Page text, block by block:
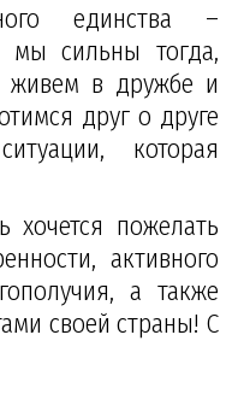
единства –
мы сильны тогда,
живем в дружбе и
друг о друге
которая
хочется пожелать
активного
а также
своей страны! С